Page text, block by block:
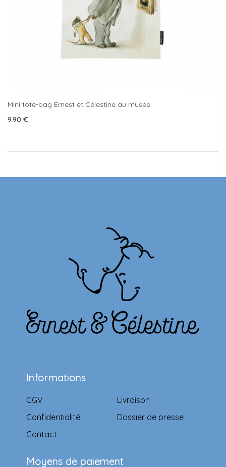
Mini tote-bag Ernest et Célestine au musée
9.90 €
Informations
CGV
Confidentialité
Contact
Livraison
Dossier de presse
Moyens de paiement